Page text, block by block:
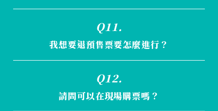
Q11.
我想要退預售票要怎麼進行？
博客來
客服專線：02-2653-5588
服務時間：週一至日 9:00~18:00
Q12.
請問可以在現場購票嗎？